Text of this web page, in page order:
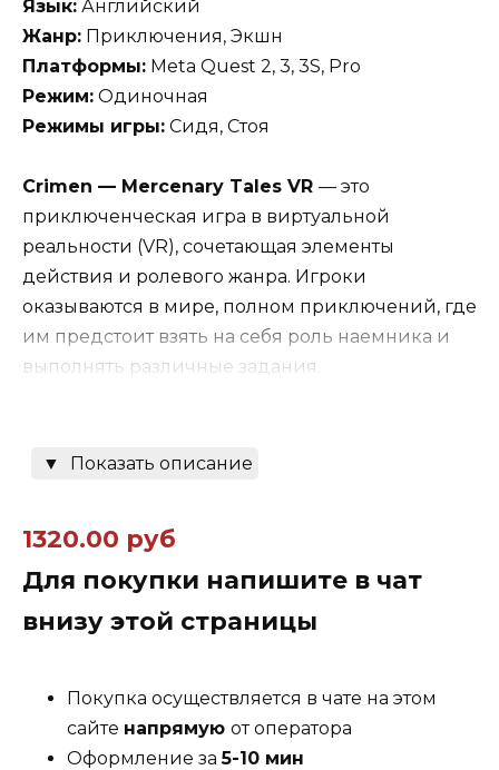
Язык: Английский
Жанр: Приключения, Экшн
Платформы: Meta Quest 2, 3, 3S, Pro
Режим: Одиночная
Режимы игры: Сидя, Стоя
Crimen — Mercenary Tales VR — это
приключенческая игра в виртуальной
реальности (VR), сочетающая элементы
действия и ролевого жанра. Игроки
оказываются в мире, полном приключений, где
им предстоит взять на себя роль наемника и
выполнять различные задания.
Основные аспекты игры включают:
преодолевая препятствия. Боевая система
может включать в себя использование
Квесты и задания: Игра предлагает множество
сталкиваясь с различными персонажами и
ситуациями. Это может включать как боевые,
так и исследовательские элементы.
▼ Показать описание
1320.00 руб
Для покупки напишите в чат
внизу этой страницы
Покупка осуществляется в чате на этом
сайте напрямую от оператора
Оформление за5-10 мин